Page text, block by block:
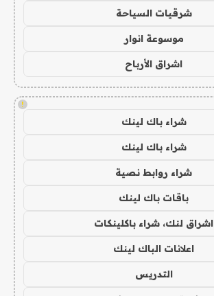
شرقيات السياحة
موسوعة انوار
اشراق الأرباح
!
شراء باك لينك
شراء باك لينك
شراء روابط نصية
باقات باك لينك
اشراق لنك، شراء باكلينكات
اعلانات الباك لينك
التدريس